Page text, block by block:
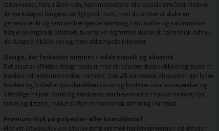
støjniveauer, f.eks. i åbne rum, hjemmekontorer eller sociale områder. Motiver i
denne kategori fungerer særligt godt i rum, hvor du ønsker at skabe en
gennemtænkt og sammenhængende stemning. Landskabs- og naturmotiver
tilføjer en organisk blødhed, hvor farver og former skaber et harmonisk indtryk,
der fungerer i både lyse og mere afdæmpede interiører.
Design, der forbedrer rummet – både visuelt og akustisk
Det akustisk effektive design hjælper med at reducere skarpe ekkoer og skabe en
blødere helhedsfornemmelse i rummet. Den afbalancerede absorption gør lyden
blødere og forbedrer rumakustikken i stuer og kontorer samt soveværelser og
offentlige miljøer. Samtidig fremhæver den høje kvalitet i trykket motivets lys,
farver og detaljer, hvilket skaber en harmonisk stemning i rummet.
Premium-tryk på polyester- eller bomuldsstof
Motivet Efterårsskov om aftenen gengives med høj farvepræcision og detaljer